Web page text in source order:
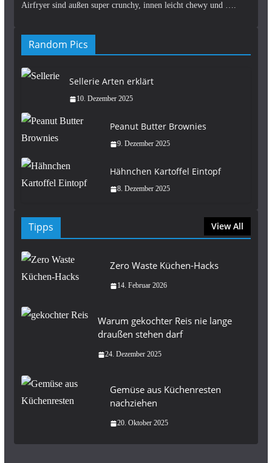
Airfryer sind außen super crunchy, innen leicht chewy und ….
Random Pics
Sellerie Arten erklärt
10. Dezember 2025
Peanut Butter Brownies
9. Dezember 2025
Hähnchen Kartoffel Eintopf
8. Dezember 2025
Tipps View All
Zero Waste Küchen-Hacks
14. Februar 2026
Warum gekochter Reis nie lange
draußen stehen darf
24. Dezember 2025
Gemüse aus Küchenresten
nachziehen
20. Oktober 2025